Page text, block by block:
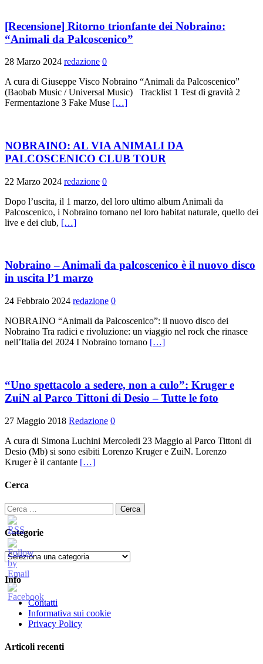
[Recensione] Ritorno trionfante dei Nobraino:
“Animali da Palcoscenico”
28 Marzo 2024 redazione 0
A cura di Giuseppe Visco Nobraino “Animali da Palcoscenico”
(Baobab Music / Universal Music) Tracklist 1 Test di gravità 2
Fermentazione 3 Fake Muse […]
NOBRAINO: AL VIA ANIMALI DA
PALCOSCENICO CLUB TOUR
22 Marzo 2024 redazione 0
Dopo l’uscita, il 1 marzo, del loro ultimo album Animali da
Palcoscenico, i Nobraino tornano nel loro habitat naturale, quello dei
live e dei club, […]
Nobraino – Animali da palcoscenico è il nuovo disco
in uscita l’1 marzo
24 Febbraio 2024 redazione 0
NOBRAINO “Animali da Palcoscenico”: il nuovo disco dei
Nobraino Tra radici e rivoluzione: un viaggio nel rock che rinasce
nell’Italia del 2024 I Nobraino tornano […]
“Uno spettacolo a sedere, non a culo”: Kruger e
ZuiN al Parco Tittoni di Desio – Tutte le foto
27 Maggio 2018 Redazione 0
A cura di Simona Luchini Mercoledi 23 Maggio al Parco Tittoni di
Desio (Mb) si sono esibiti Lorenzo Kruger e ZuiN. Lorenzo
Kruger è il cantante […]
Cerca
Ricerca
per:
Categorie
Categorie
Info
Contatti
Informativa sui cookie
Privacy Policy
Articoli recenti